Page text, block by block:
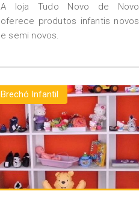
A loja Tudo Novo de Novo
oferece produtos infantis novos
e semi novos.
Brechó Infantil